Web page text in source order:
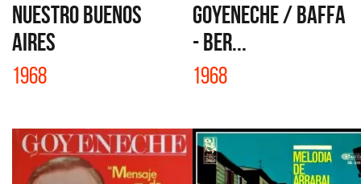
NUESTRO BUENOS
AIRES
1968
GOYENECHE / BAFFA
- BER...
1968